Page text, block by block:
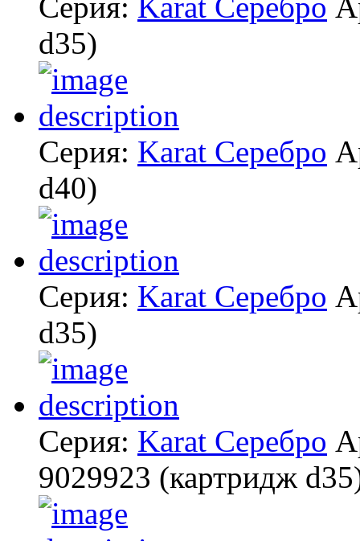
Серия: Karat Серебро
d35)
Серия: Karat Серебро
d40)
Серия: Karat Серебро
d35)
Серия: Karat Серебро
9029923 (картридж